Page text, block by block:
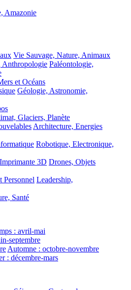
Amazonie
Vie Sauvage, Nature, Animaux
Anthropologie Paléontologie,
et Océans
Géologie, Astronomie,
Glaciers, Planète
Architecture, Energies
Robotique, Electronique,
3D Drones, Objets
Personnel Leadership,
Santé
: avril-mai
septembre
Automne : octobre-novembre
: décembre-mars